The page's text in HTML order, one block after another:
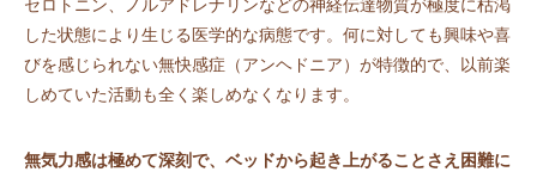
セロトニン、ノルアドレナリンなどの神経伝達物質が極度に枯渇
した状態により生じる医学的な病態です。何に対しても興味や喜
びを感じられない無快感症（アンヘドニア）が特徴的で、以前楽
しめていた活動も全く楽しめなくなります。
無気力感は極めて深刻で、ベッドから起き上がることさえ困難に